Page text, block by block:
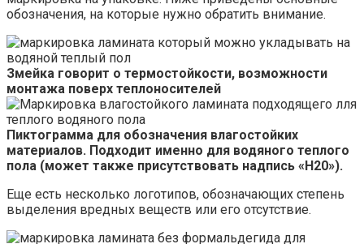
обозначения, на которые нужно обратить внимание.
Змейка говорит о термостойкости, возможности
монтажа поверх теплоносителей
Пиктограмма для обозначения влагостойких
материалов. Подходит именно для водяного теплого
пола (может также присутствовать надпись «H20»).
Еще есть несколько логотипов, обозначающих степень
выделения вредных веществ или его отсутствие.